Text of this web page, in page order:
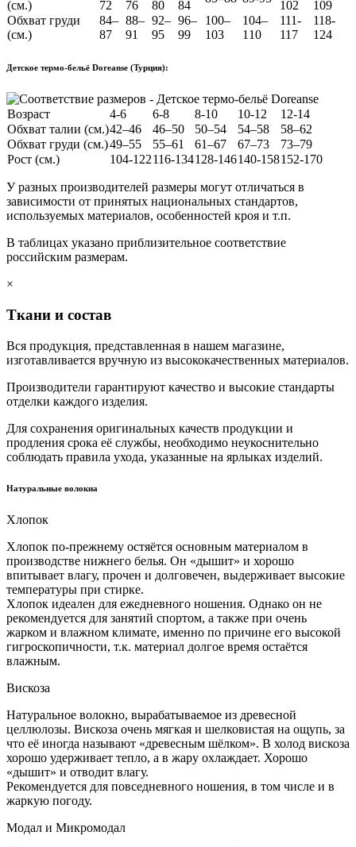
(см.)
72
76
80
84
102
109
Обхват груди
(см.)
84–
87
88–
91
92–
95
96–
99
100–
103
104–
110
111-
117
118-
124
Детское термо-бельё Doreanse (Турция):
Возраст 4-6 6-8 8-10 10-12
12-14
Обхват талии (см.)42–46 46–50 50–54 54–58
58–62
Обхват груди (см.)49–55 55–61 61–67 67–73
73–79
Рост (см.)
104-122116-134128-146140-158152-170
У разных производителей размеры могут отличаться в
зависимости от принятых национальных стандартов,
используемых материалов, особенностей кроя и т.п.
В таблицах указано приблизительное соответствие
российским размерам.
×
Ткани и состав
Вся продукция, представленная в нашем магазине,
изготавливается вручную из высококачественных материалов.
Производители гарантируют качество и высокие стандарты
отделки каждого изделия.
Для сохранения оригинальных качеств продукции и
продления срока её службы, необходимо неукоснительно
соблюдать правила ухода, указанные на ярлыках изделий.
Натуральные волокна
Хлопок
Хлопок по-прежнему остяётся основным материалом в
производстве нижнего белья. Он «дышит» и хорошо
впитывает влагу, прочен и долговечен, выдерживает высокие
температуры при стирке.
Хлопок идеален для ежедневного ношения. Однако он не
рекомендуется для занятий спортом, а также при очень
жарком и влажном климате, именно по причине его высокой
гигроскопичности, т.к. материал долгое время остаётся
влажным.
Вискоза
Натуральное волокно, вырабатываемое из древесной
целлюлозы. Вискоза очень мягкая и шелковистая на ощупь, за
что её иногда называют «древесным шёлком». В холод вискоза
хорошо удерживает тепло, а в жару охлаждает. Хорошо
«дышит» и отводит влагу.
Рекомендуется для повседневного ношения, в том числе и в
жаркую погоду.
Модал и Микромодал